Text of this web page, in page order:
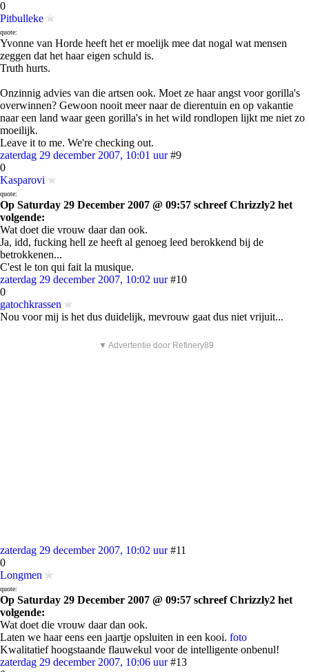
0
Pitbulleke
quote:
Yvonne van Horde heeft het er moelijk mee dat nogal wat mensen
zeggen dat het haar eigen schuld is.
Truth hurts.
Onzinnig advies van die artsen ook. Moet ze haar angst voor gorilla's
overwinnen? Gewoon nooit meer naar de dierentuin en op vakantie
naar een land waar geen gorilla's in het wild rondlopen lijkt me niet zo
moeilijk.
Leave it to me. We're checking out.
zaterdag 29 december 2007, 10:01 uur #9
0
Kasparovi
quote:
Op Saturday 29 December 2007 @ 09:57 schreef Chrizzly2 het
volgende:
Wat doet die vrouw daar dan ook.
Ja, idd, fucking hell ze heeft al genoeg leed berokkend bij de
betrokkenen...
C'est le ton qui fait la musique.
zaterdag 29 december 2007, 10:02 uur #10
0
gatochkrassen
Nou voor mij is het dus duidelijk, mevrouw gaat dus niet vrijuit...
▼ Advertentie door Refinery89
zaterdag 29 december 2007, 10:02 uur #11
0
Longmen
quote:
Op Saturday 29 December 2007 @ 09:57 schreef Chrizzly2 het
volgende:
Wat doet die vrouw daar dan ook.
Laten we haar eens een jaartje opsluiten in een kooi. foto
Kwalitatief hoogstaande flauwekul voor de intelligente onbenul!
zaterdag 29 december 2007, 10:06 uur #13